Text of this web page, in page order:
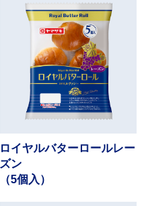
ロイヤルバターロールレー
ズン
（5個入）